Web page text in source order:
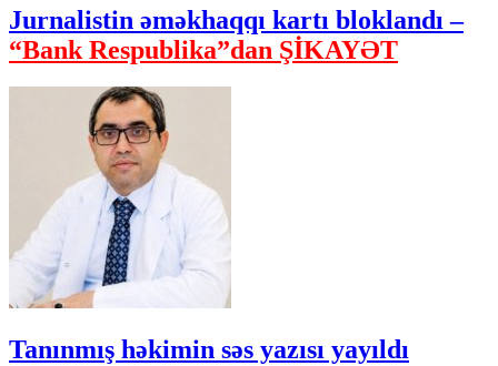
Jurnalistin əməkhaqqı kartı bloklandı –
“Bank Respublika”dan ŞİKAYƏT
Tanınmış həkimin səs yazısı yayıldı